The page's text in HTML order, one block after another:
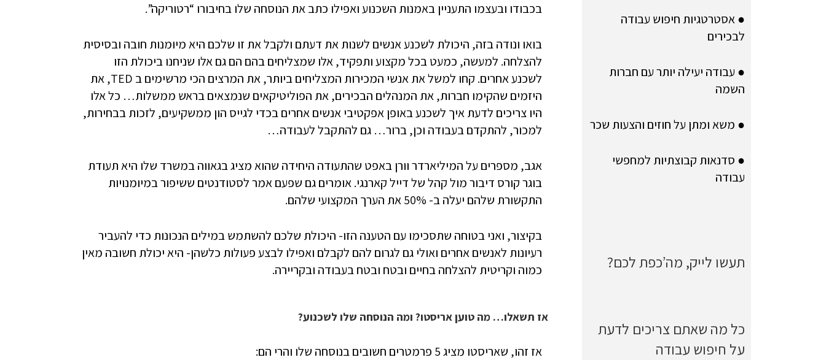
בכבודו ובעצמו התעניין באמנות השכנוע ואפילו כתב את הנוסחה שלו בחיבורו “רטוריקה”.
בואו ונודה בזה, היכולת לשכנע אנשים לשנות את דעתם ולקבל את זו שלכם היא מיומנות חובה ובסיסית
להצלחה. למעשה, כמעט בכל מקצוע ותפקיד, אלו שמצליחים בהם הם גם אלו שניחנו ביכולת הזו
לשכנע אחרים. קחו למשל את אנשי המכירות המצליחים ביותר, את המרצים הכי מרשימים ב TED, את
היזמים שהקימו חברות, את המנהלים הבכירים, את הפוליטיקאים שנמצאים בראש ממשלות… כל אלו
היו צריכים לדעת איך לשכנע באופן אפקטיבי אנשים אחרים בכדי לגייס הון ממשקיעים, לזכות בבחירות,
למכור, להתקדם בעבודה וכן, ברור… גם להתקבל לעבודה…
אגב, מספרים על המיליארדר וורן באפט שהתעודה היחידה שהוא מציג בגאווה במשרד שלו היא תעודת
בוגר קורס דיבור מול קהל של דייל קארנגי. אומרים גם שפעם אמר לסטודנטים ששיפור במיומנויות
התקשורת שלהם יעלה ב- 50% את הערך המקצועי שלהם.
בקיצור, ואני בטוחה שתסכימו עם הטענה הזו- היכולת שלכם להשתמש במילים הנכונות כדי להעביר
רעיונות לאנשים אחרים ואולי גם לגרום להם לקבלם ואפילו לבצע פעולות כלשהן- היא יכולת חשובה מאין
כמוה וקריטית להצלחה בחיים ובטח ובטח בעבודה ובקריירה.
אז תשאלו… מה טוען אריסטו? ומה הנוסחה שלו לשכנוע?
אז זהו, שאריסטו מציג 5 פרמטרים חשובים בנוסחה שלו והרי הם:
● אסטרטגיות חיפוש עבודה
לבכירים
● עבודה יעילה יותר עם חברות
השמה
● משא ומתן על חוזים והצעות שכר
● סדנאות קבוצתיות למחפשי
עבודה
תעשו לייק, מה’כפת לכם?
כל מה שאתם צריכים לדעת
על חיפוש עבודה